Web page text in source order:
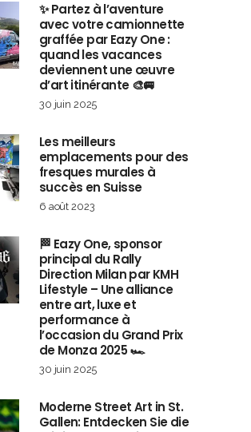
✨ Partez à l’aventure
avec votre camionnette
graffée par Eazy One :
quand les vacances
deviennent une œuvre
d’art itinérante 🎨🚐
30 juin 2025
Les meilleurs
emplacements pour des
fresques murales à
succès en Suisse
6 août 2023
🏁 Eazy One, sponsor
principal du Rally
Direction Milan par KMH
Lifestyle – Une alliance
entre art, luxe et
performance à
l’occasion du Grand Prix
de Monza 2025 🏎️
30 juin 2025
Moderne Street Art in St.
Gallen: Entdecken Sie die